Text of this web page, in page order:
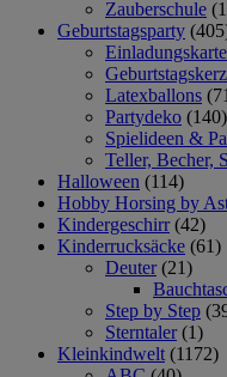
Zauberschule
Geburtstagsparty
Latexballons
Partydeko (140)
Spielideen &
Teller, Becher,
Halloween (114)
Hobby Horsing by
Kindergeschirr (42)
Kinderrucksäcke (61)
Deuter (21)
Step by Step
Sterntaler (1)
Kleinkindwelt (1172)